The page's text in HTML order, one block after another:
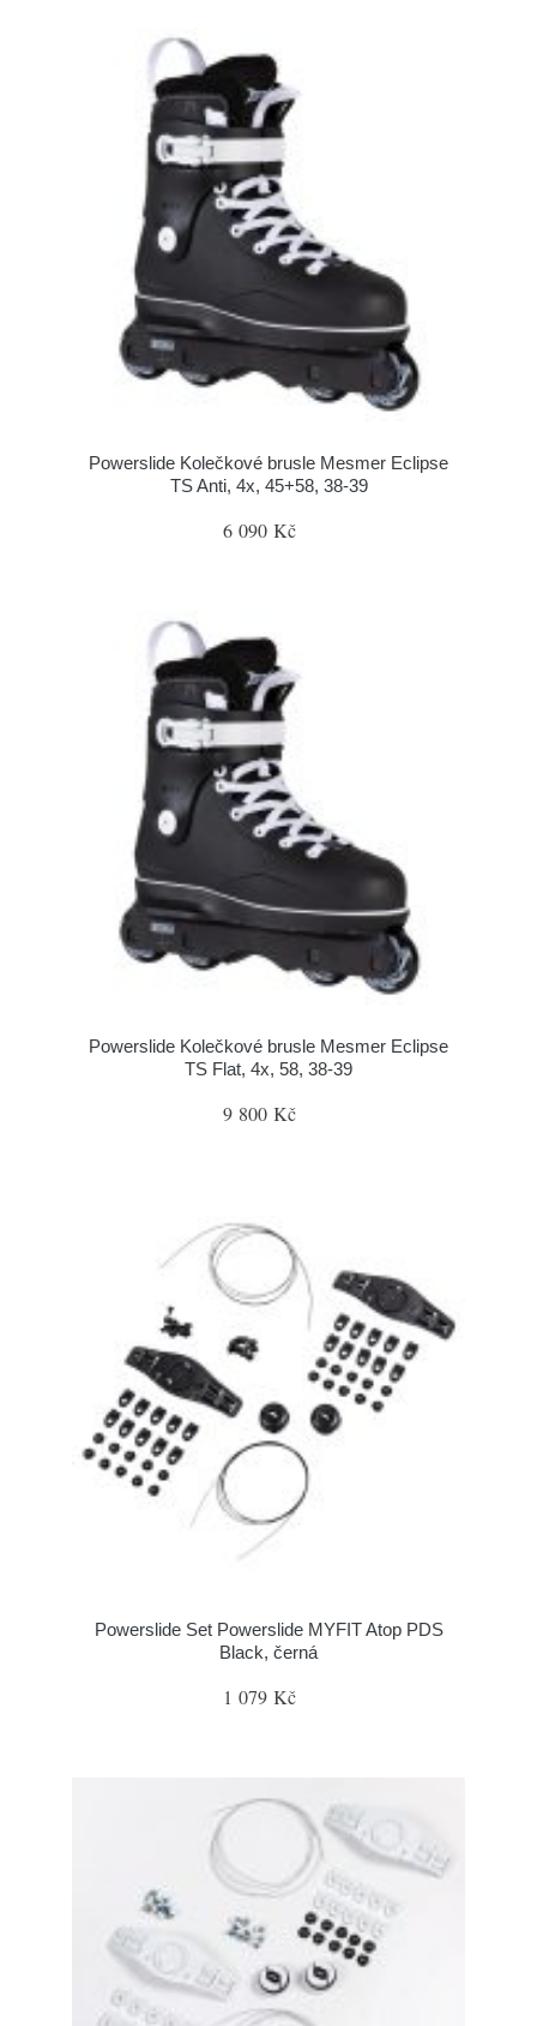
Powerslide Kolečkové brusle Mesmer Eclipse
TS Anti, 4x, 45+58, 38-39
6 090 Kč
Powerslide Kolečkové brusle Mesmer Eclipse
TS Flat, 4x, 58, 38-39
9 800 Kč
Powerslide Set Powerslide MYFIT Atop PDS
Black, černá
1 079 Kč